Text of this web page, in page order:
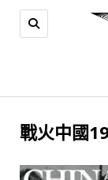
戰火中國